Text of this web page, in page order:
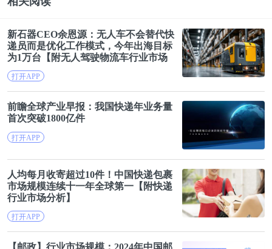
新石器CEO余恩源：无人车不会替代快
递 员而是优化工作模式，今年出海目标
为1万台【附无人驾驶物流车行业市场
分析】
打开APP
前瞻全球产业早报：我国快递年业务量
首次突破1800亿件
打开APP
人均每月收寄超过10件！中国快递包裹
市场规模连续十一年全球第一【附快递
行业市场分析】
打开APP
【邮政】行业市场规模：2024年中国邮